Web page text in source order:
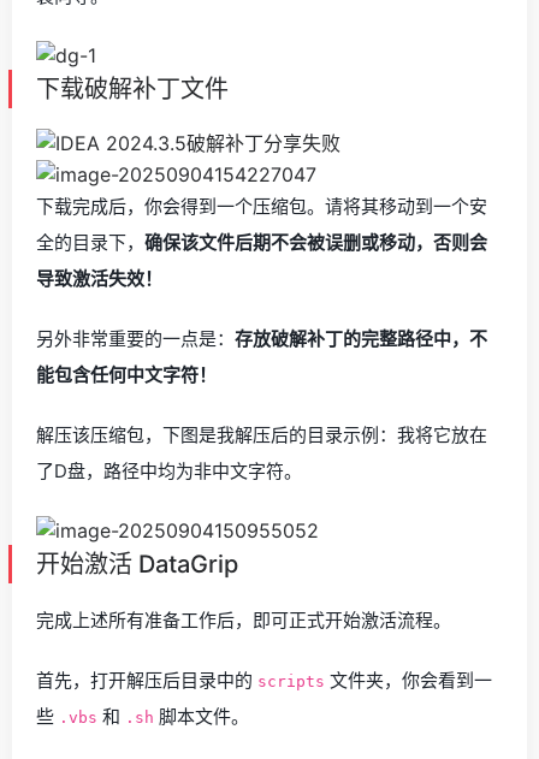
下载破解补丁文件
下载完成后，你会得到一个压缩包。请将其移动到一个安
全的目录下， 确保该文件后期不会被误删或移动，否则会
导致激活失效！
另外非常重要的一点是： 存放破解补丁的完整路径中，不
能包含任何中文字符！
解压该压缩包，下图是我解压后的目录示例：我将它放在
了D盘，路径中均为非中文字符。
开始激活 DataGrip
完成上述所有准备工作后，即可正式开始激活流程。
首先，打开解压后目录中的 scripts 文件夹，你会看到一
些 .vbs 和 .sh 脚本文件。